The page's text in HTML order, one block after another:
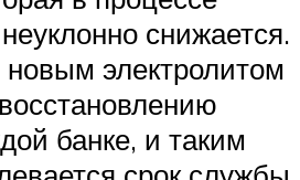
снижается.
электролитом
банке, и таким